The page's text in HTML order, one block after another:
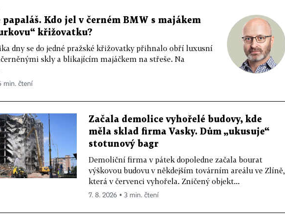
papaláš. Kdo jel v černém BMW s majákem
křižovatku?
dny se do jedné pražské křižovatky přihnalo obří luxusní
skly a blikajícím majáčkem na střeše. Na
min. čtení
Začala demolice vyhořelé budovy, kde
měla sklad firma Vasky. Dům „ukusuje“
stotunový bagr
Demoliční firma v pátek dopoledne začala bourat
výškovou budovu v někdejším továrním areálu ve Zlíně,
která v červenci vyhořela. Zničený objekt...
7. 8. 2026 ▪ 3 min. čtení